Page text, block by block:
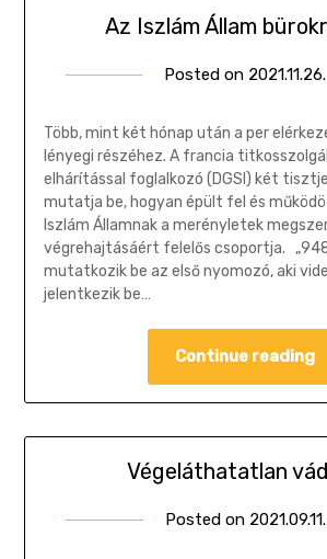
Az Iszlám Állam
Posted on 2021.11.26.
Több, mint két hónap után a per
lényegi részéhez. A francia
elhárítással foglalkozó (DGSI) két
mutatja be, hogyan épült fel és
Iszlám Államnak a merényletek
végrehajtásáért felelős csoportja. „948
mutatkozik be az első nyomozó, aki
jelentkezik be…
Continue reading
Végeláthatatlan
Posted on 2021.09.11.